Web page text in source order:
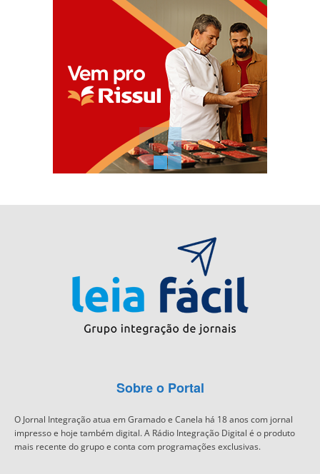
Sobre o Portal
O Jornal Integração atua em Gramado e Canela há 18 anos com jornal
impresso e hoje também digital. A Rádio Integração Digital é o produto
mais recente do grupo e conta com programações exclusivas.